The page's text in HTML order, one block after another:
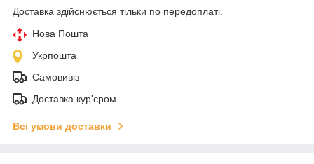
Доставка здійснюється тільки по передоплаті.
Нова Пошта
Укрпошта
Самовивіз
Доставка кур'єром
Всі умови доставки